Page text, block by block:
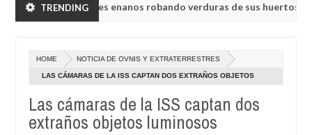
TRENDING
a humanoides enanos robando verduras de sus huertos.
a humanoides enanos robando verduras de sus huertos.
rusa UVB-76, conocida como la radio del fin del mundo volvió a
HOME NOTICIA DE OVNIS Y EXTRATERRESTRES
LAS CÁMARAS DE LA ISS CAPTAN DOS EXTRAÑOS OBJETOS
Las cámaras de la ISS captan dos
extraños objetos luminosos